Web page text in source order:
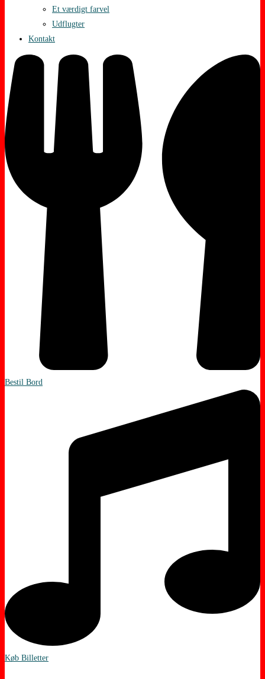
Et værdigt farvel
Udflugter
Kontakt
Bestil Bord
Køb Billetter